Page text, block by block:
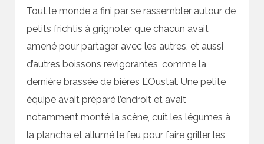
Tout le monde a fini par se rassembler autour de
petits frichtis à grignoter que chacun avait
amené pour partager avec les autres, et aussi
d’autres boissons revigorantes, comme la
dernière brassée de bières L’Oustal. Une petite
équipe avait préparé l’endroit et avait
notamment monté la scène, cuit les légumes à
la plancha et allumé le feu pour faire griller les